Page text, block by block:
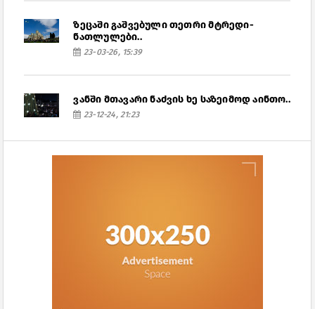
ზეცაში გაშვებული თეთრი მტრედი-
ნათლულები..
23-03-26, 15:39
ვანში მთავარი ნაძვის ხე საზეიმოდ აინთო..
23-12-24, 21:23